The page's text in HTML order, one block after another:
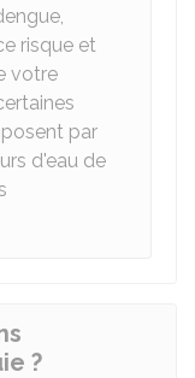
risque et
votre
par
d'eau de
?